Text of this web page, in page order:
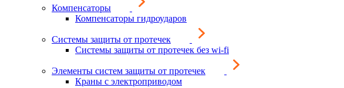
Компенсаторы
Компенсаторы гидроударов
Системы защиты от протечек
Системы защиты от протечек без wi-fi
Элементы систем защиты от протечек
Краны с электроприводом